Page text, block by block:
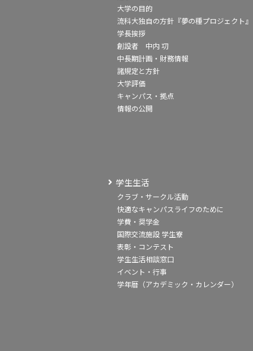
大学の目的
流科大独自の方針『夢の種プロジェクト』
学長挨拶
創設者 中内 㓛
中長期計画・財務情報
諸規定と方針
大学評価
キャンパス・拠点
情報の公開
学生生活
クラブ・サークル活動
快適なキャンパスライフのために
学費・奨学金
国際交流施設 学生寮
表彰・コンテスト
学生生活相談窓口
イベント・行事
学年暦（アカデミック・カレンダー）